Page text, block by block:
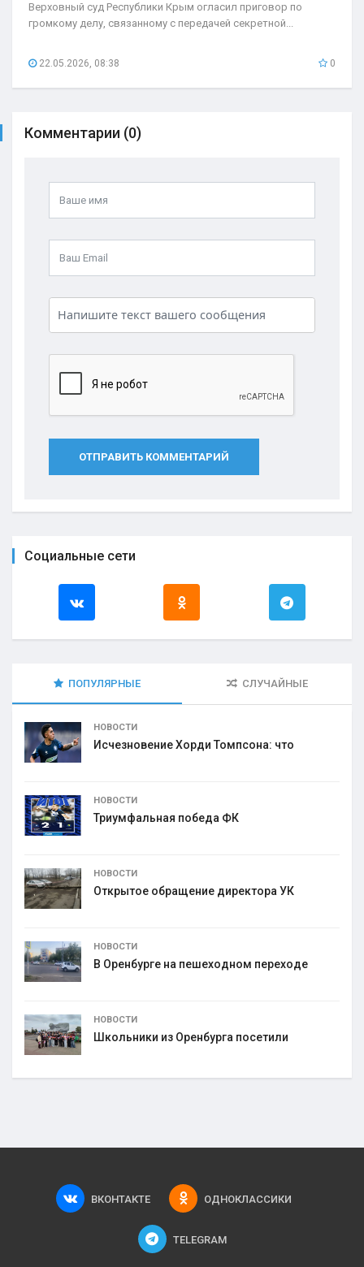
Верховный суд Республики Крым огласил приговор по
громкому делу, связанному с передачей секретной...
22.05.2026, 08:38 0
Комментарии (0)
ОТПРАВИТЬ КОММЕНТАРИЙ
Социальные сети
ПОПУЛЯРНЫЕ СЛУЧАЙНЫЕ
НОВОСТИ
Исчезновение Хорди Томпсона: что
НОВОСТИ
Триумфальная победа ФК
НОВОСТИ
Открытое обращение директора УК
НОВОСТИ
В Оренбурге на пешеходном переходе
НОВОСТИ
Школьники из Оренбурга посетили
ВКОНТАКТЕ ОДНОКЛАССИКИ
TELEGRAM